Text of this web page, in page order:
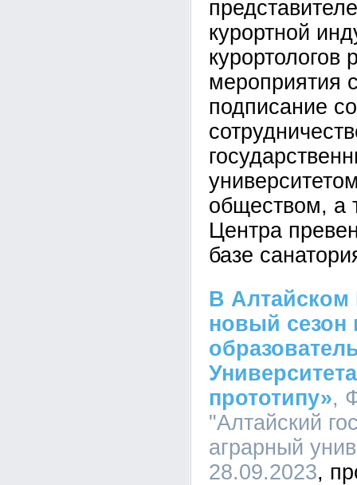
курортной
курортологов
мероприятия
подписание
обществом, а
Центра
базе
В Алтайском
новый сезон
прототипу»,
"Алтайский
аграрный
28.09.2023